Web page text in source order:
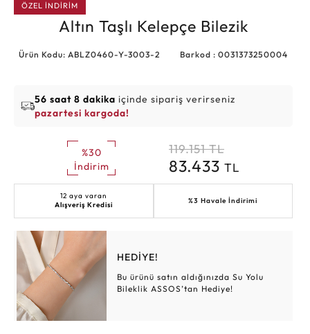
ÖZEL İNDİRİM
Altın Taşlı Kelepçe Bilezik
Ürün Kodu: ABLZ0460-Y-3003-2 Barkod : 0031373250004
56 saat 8 dakika içinde sipariş verirseniz
pazartesi kargoda!
%30
İndirim
119.151 TL
83.433 TL
12 aya varan
Alışveriş Kredisi
%3 Havale İndirimi
HEDİYE!
Bu ürünü satın aldığınızda Su Yolu
Bileklik ASSOS’tan Hediye!